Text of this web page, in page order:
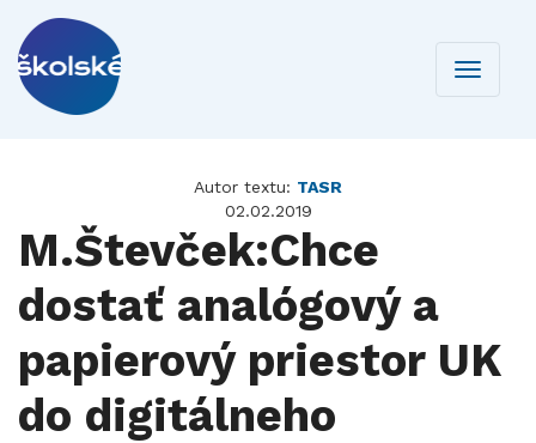
Toggle
Autor textu: TASR
02.02.2019
M.Števček:Chce
dostať analógový a
papierový priestor UK
do digitálneho